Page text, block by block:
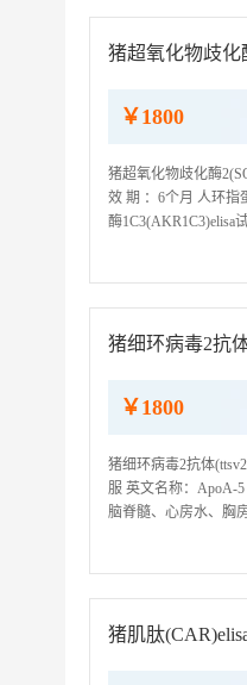
猪超氧化物歧化
￥1800
猪超氧化物歧化酶
效 期 ：6个月 人环指
酶1C3(AKR1C3)elisa
猪细环病毒2抗
￥1800
猪细环病毒2抗体
服 英文名称：ApoA-
脑脊髓、心房水、胸
猪肌肽